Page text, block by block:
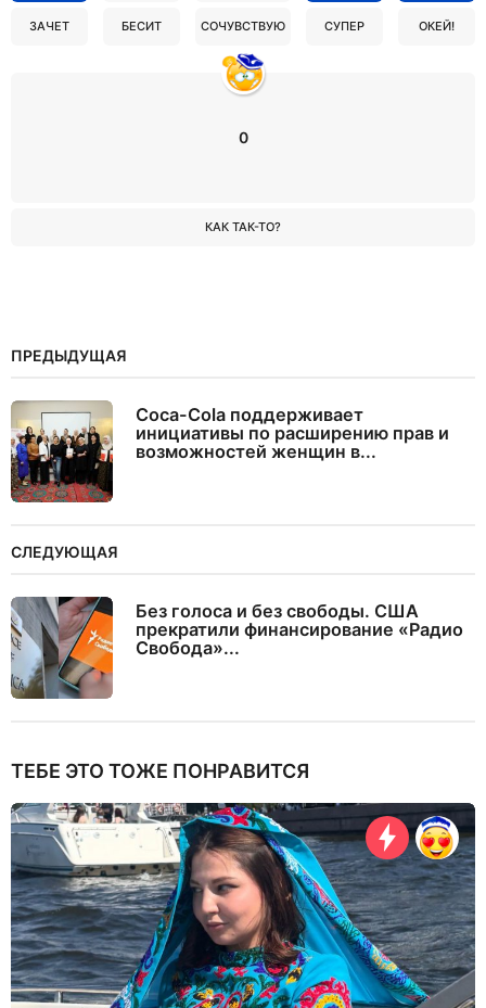
ЗАЧЕТ БЕСИТ СОЧУВСТВУЮ СУПЕР ОКЕЙ!
0
КАК ТАК-ТО?
ПРЕДЫДУЩАЯ
Coca-Cola поддерживает
инициативы по расширению прав и
возможностей женщин в...
СЛЕДУЮЩАЯ
Без голоса и без свободы. США
прекратили финансирование «Радио
Свобода»...
ТЕБЕ ЭТО ТОЖЕ ПОНРАВИТСЯ